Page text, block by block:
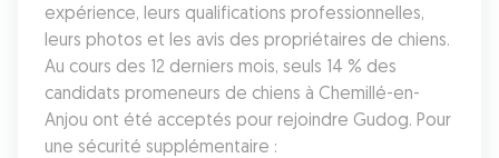
expérience, leurs qualifications professionnelles,
leurs photos et les avis des propriétaires de chiens.
Au cours des 12 derniers mois, seuls 14 % des
candidats promeneurs de chiens à Chemillé-en-
Anjou ont été acceptés pour rejoindre Gudog. Pour
une sécurité supplémentaire :